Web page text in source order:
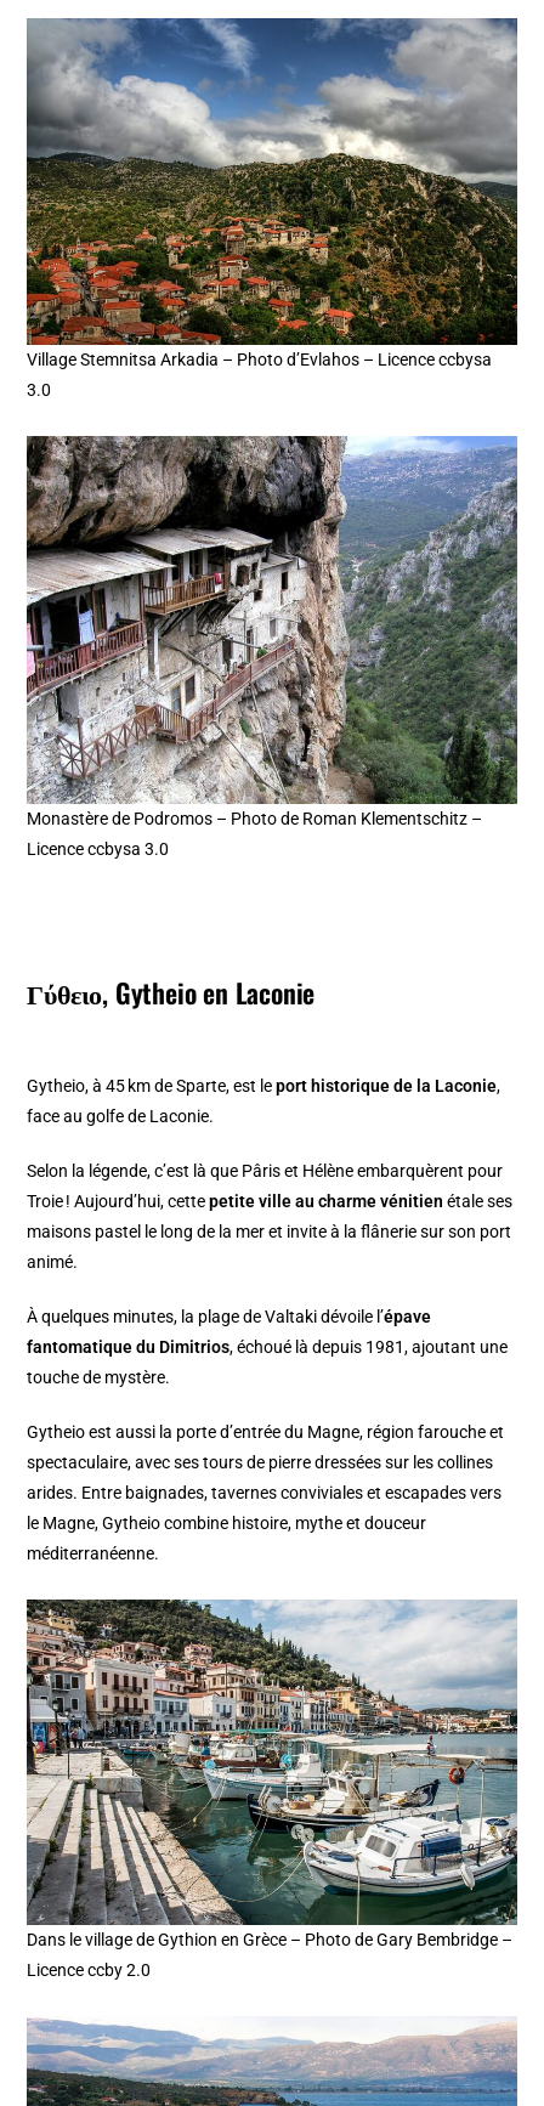
Village Stemnitsa Arkadia – Photo d’Evlahos – Licence ccbysa
3.0
Monastère de Podromos – Photo de Roman Klementschitz –
Licence ccbysa 3.0
Γύθειο, Gytheio en Laconie
Gytheio, à 45 km de Sparte, est leport historique de la Laconie,
face au golfe de Laconie.
Selon la légende, c’est là que Pâris et Hélène embarquèrent pour
Troie ! Aujourd’hui, cettepetite ville au charme vénitien étale ses
maisons pastel le long de la mer et invite à la flânerie sur son port
animé.
À quelques minutes, la plage de Valtaki dévoile l’épave
fantomatique du Dimitrios, échoué là depuis 1981, ajoutant une
touche de mystère.
Gytheio est aussi la porte d’entrée du Magne, région farouche et
spectaculaire, avec ses tours de pierre dressées sur les collines
arides. Entre baignades, tavernes conviviales et escapades vers
le Magne, Gytheio combine histoire, mythe et douceur
méditerranéenne.
Dans le village de Gythion en Grèce – Photo de Gary Bembridge –
Licence ccby 2.0